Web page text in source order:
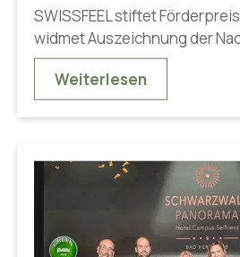
SWISSFEEL stiftet
widmet Auszeichnung der
Weiterlesen